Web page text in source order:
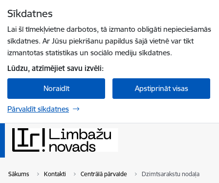
Sīkdatnes
Lai šī tīmekļvietne darbotos, tā izmanto obligāti nepieciešamās
sīkdatnes. Ar Jūsu piekrišanu papildus šajā vietnē var tikt
izmantotas statistikas un sociālo mediju sīkdatnes.
Lūdzu, atzīmējiet savu izvēli:
Noraidīt Apstiprināt visas
Pārvaldīt sīkdatnes
Sākums Kontakti Centrālā pārvalde Dzimtsarakstu nodaļa